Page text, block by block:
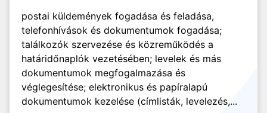
postai küldemények fogadása és feladása,
telefonhívások és dokumentumok fogadása;
találkozók szervezése és közreműködés a
határidőnaplók vezetésében; levelek és más
dokumentumok megfogalmazása és
véglegesítése; elektronikus és papíralapú
dokumentumok kezelése (címlisták, levelezés,...